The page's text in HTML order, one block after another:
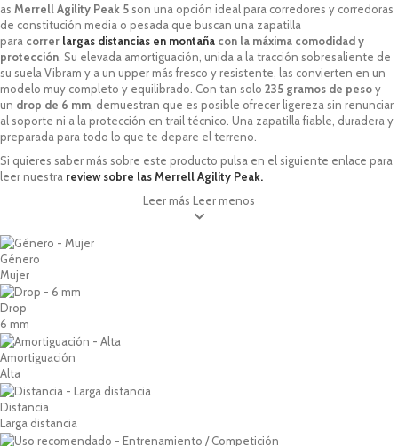
as Merrell Agility Peak 5 son una opción ideal para corredores y corredoras
de constitución media o pesada que buscan una zapatilla
para correr largas distancias en montaña con la máxima comodidad y
protección . Su elevada amortiguación, unida a la tracción sobresaliente de
su suela Vibram y a un upper más fresco y resistente, las convierten en un
modelo muy completo y equilibrado. Con tan solo 235 gramos de pesoy
un drop de 6 mm , demuestran que es posible ofrecer ligereza sin renunciar
al soporte ni a la protección en trail técnico. Una zapatilla fiable, duradera y
preparada para todo lo que te depare el terreno.
Si quieres saber más sobre este producto pulsa en el siguiente enlace para
leer nuestra review sobre las Merrell Agility Peak.
Leer más Leer menos
Género
Mujer
Drop
6 mm
Amortiguación
Alta
Distancia
Larga distancia